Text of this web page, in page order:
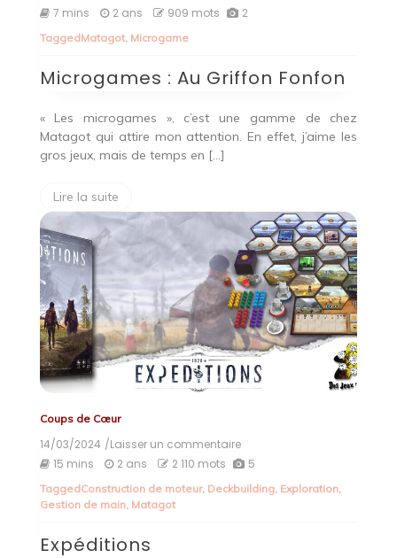
Microgames
Fonfon
7 mins 2 ans 909 mots 2
TaggedMatagot, Microgame
Microgames : Au Griffon Fonfon
« Les microgames », c’est une gamme de chez
Matagot qui attire mon attention. En effet, j’aime les
gros jeux, mais de temps en […]
Lire la suite
Coups de Cœur
14/03/2024 /Laisser un commentaireon
Expéditions
15 mins 2 ans 2 110 mots 5
TaggedConstruction de moteur, Deckbuilding, Exploration,
Gestion de main, Matagot
Expéditions